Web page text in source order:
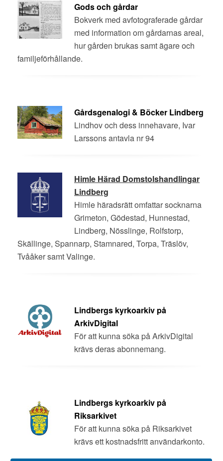
Gods och gårdar
Bokverk med avfotograferade gårdar
med information om gårdarnas areal,
hur gården brukas samt ägare och
familjeförhållande.
Gårdsgenalogi & Böcker Lindberg
Lindhov och dess innehavare, Ivar
Larssons antavla nr 94
Himle Härad Domstolshandlingar
Lindberg
Himle häradsrätt omfattar socknarna
Grimeton, Gödestad, Hunnestad,
Lindberg, Nösslinge, Rolfstorp,
Skällinge, Spannarp, Stamnared, Torpa, Träslöv,
Tvååker samt Valinge.
Lindbergs kyrkoarkiv på
ArkivDigital
För att kunna söka på ArkivDigital
krävs deras abonnemang.
Lindbergs kyrkoarkiv på
Riksarkivet
För att kunna söka på Riksarkivet
krävs ett kostnadsfritt användarkonto.